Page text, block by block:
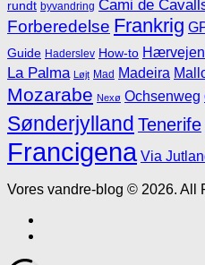
rundt byvandring Cami de
Forberedelse Frankrig
Guide Haderslev How-to Hærvejen
La Palma Løjt Mad Madeira
Mozarabe Nexø Ochsenweg
Sønderjylland Tenerife
Francigena Via
Vores vandre-blog © 2026. All